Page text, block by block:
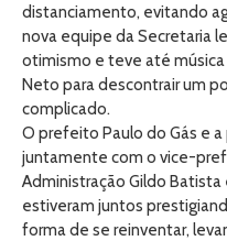
distanciamento, evitando
nova equipe da Secretaria
otimismo e teve até
Neto para descontrair um
complicado.
O prefeito Paulo do Gás e
juntamente com o vice-
Administração Gildo
estiveram juntos
forma de se reinventar,